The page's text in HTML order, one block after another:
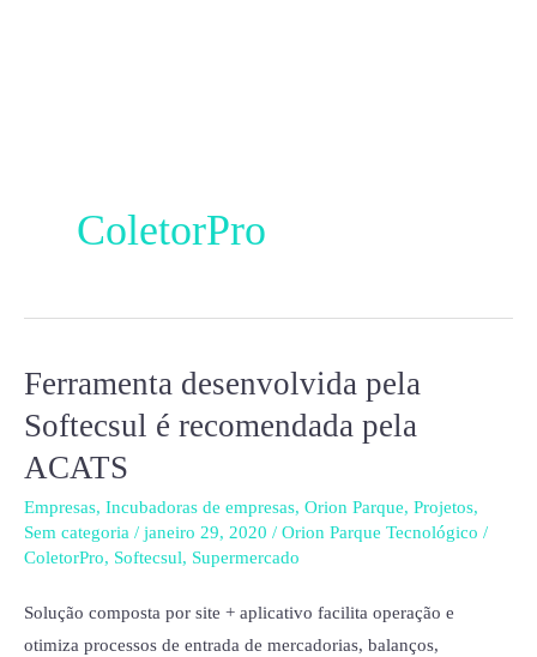
ColetorPro
Ferramenta desenvolvida pela
Softecsul é recomendada pela
ACATS
Empresas, Incubadoras de empresas, Orion Parque, Projetos,
Sem categoria / janeiro 29, 2020 / Orion Parque Tecnológico /
ColetorPro, Softecsul, Supermercado
Solução composta por site + aplicativo facilita operação e
otimiza processos de entrada de mercadorias, balanços,
Ferramenta
desenvolvida
pela
Softecsul
é
recomendada
ACATS